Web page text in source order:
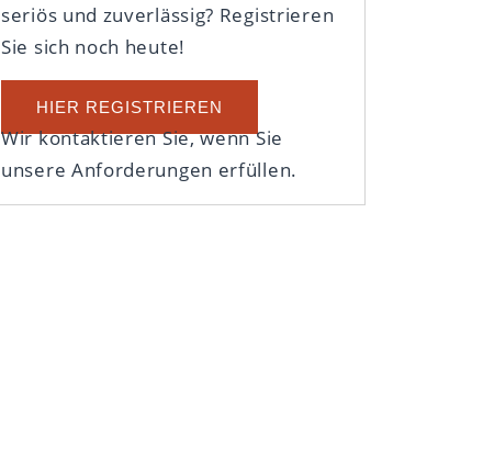
seriös und zuverlässig? Registrieren
Sie sich noch heute!
HIER REGISTRIEREN
Wir kontaktieren Sie, wenn Sie
unsere Anforderungen erfüllen.